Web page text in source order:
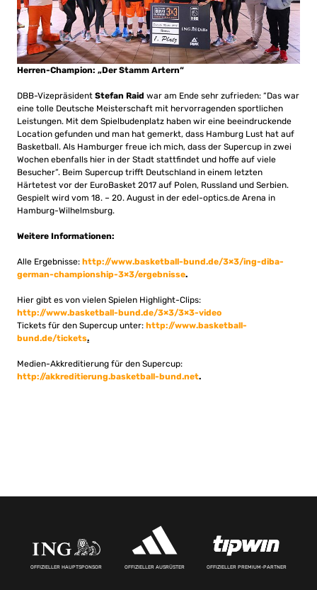
Herren-Champion: „Der Stamm Artern“
DBB-Vizepräsident Stefan Raid war am Ende sehr zufrieden: “Das war
eine tolle Deutsche Meisterschaft mit hervorragenden sportlichen
Leistungen. Mit dem Spielbudenplatz haben wir eine beeindruckende
Location gefunden und man hat gemerkt, dass Hamburg Lust hat auf
Basketball. Als Hamburger freue ich mich, dass der Supercup in zwei
Wochen ebenfalls hier in der Stadt stattfindet und hoffe auf viele
Besucher”. Beim Supercup trifft Deutschland in einem letzten
Härtetest vor der EuroBasket 2017 auf Polen, Russland und Serbien.
Gespielt wird vom 18. – 20. August in der edel-optics.de Arena in
Hamburg-Wilhelmsburg.
Weitere Informationen:
Alle Ergebnisse: http://www.basketball-bund.de/3×3/ing-diba-
german-championship-3×3/ergebnisse.
Hier gibt es von vielen Spielen Highlight-Clips:
http://www.basketball-bund.de/3×3/3×3-video
Tickets für den Supercup unter: http://www.basketball-
bund.de/tickets.
Medien-Akkreditierung für den Supercup:
http://akkreditierung.basketball-bund.net.
OFFIZIELLER HAUPTSPONSOR OFFIZIELLER AUSRÜSTER OFFIZIELLER PREMIUM-PARTNER